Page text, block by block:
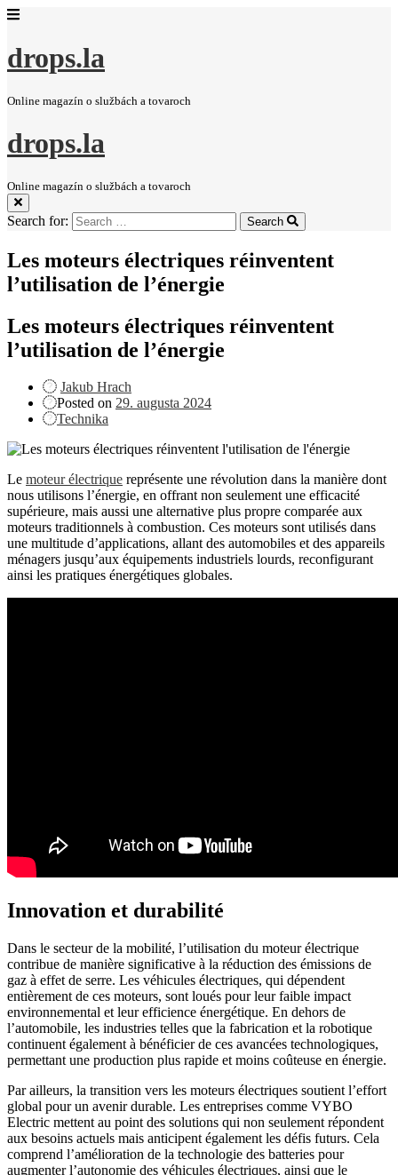
drops.la
Online magazín o službách a tovaroch
drops.la
Online magazín o službách a tovaroch
Search for: Search
Les moteurs électriques réinventent
l’utilisation de l’énergie
Les moteurs électriques réinventent
l’utilisation de l’énergie
Jakub Hrach
Posted on 29. augusta 2024
Technika
Le moteur électrique représente une révolution dans la manière dont
nous utilisons l’énergie, en offrant non seulement une efficacité
supérieure, mais aussi une alternative plus propre comparée aux
moteurs traditionnels à combustion. Ces moteurs sont utilisés dans
une multitude d’applications, allant des automobiles et des appareils
ménagers jusqu’aux équipements industriels lourds, reconfigurant
ainsi les pratiques énergétiques globales.
Innovation et durabilité
Dans le secteur de la mobilité, l’utilisation du moteur électrique
contribue de manière significative à la réduction des émissions de
gaz à effet de serre. Les véhicules électriques, qui dépendent
entièrement de ces moteurs, sont loués pour leur faible impact
environnemental et leur efficience énergétique. En dehors de
l’automobile, les industries telles que la fabrication et la robotique
continuent également à bénéficier de ces avancées technologiques,
permettant une production plus rapide et moins coûteuse en énergie.
Par ailleurs, la transition vers les moteurs électriques soutient l’effort
global pour un avenir durable. Les entreprises comme VYBO
Electric mettent au point des solutions qui non seulement répondent
aux besoins actuels mais anticipent également les défis futurs. Cela
comprend l’amélioration de la technologie des batteries pour
augmenter l’autonomie des véhicules électriques, ainsi que le